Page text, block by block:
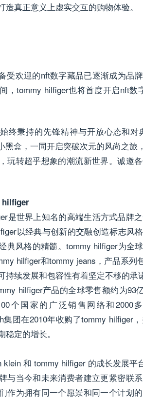
造真正意义上虚实交互的购物体验。
受欢迎的nft数字藏品已逐渐成为品
，tommy hilfiger也将首度开启nft
终秉持的先锋精神与开放心态和
黑盒，一同开启突破次元的风尚之
玩转超乎想象的潮流新世界。诚邀
hilfiger
是世界上知名的高端生活方式品牌
以经典与创新的交融创造标志风
典风格的精髓。tommy hilfiger为全
hilfiger和tommy jeans，产品系
持续发展和包容性有着坚定不移的承
hilfiger产品的全球零售额约为93
个国家的广泛销售网络和2000
集团在2010年收购了tommy hilfiger
定的增长。
klein 和 tommy hilfiger 的成长发展
与当今和未来消费者建立更紧密联
作为拥有同一个愿景和同一个计划